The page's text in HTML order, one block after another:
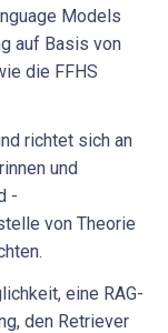
Models
auf Basis von
die FFHS
richtet sich an
und
-
von Theorie
eine RAG-
den Retriever